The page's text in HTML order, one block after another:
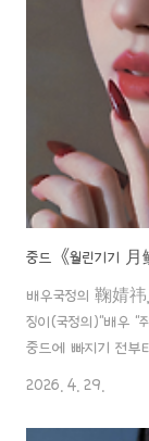
우는 90년대생 여
Jingyi, 쥐징이 정
이" 鞠婧祎 , 국정
배우국정의 鞠婧
징이(국정의)"배우
중드에 빠지기 전부
(쥐징이) 배우는 90
2026. 4. 29.